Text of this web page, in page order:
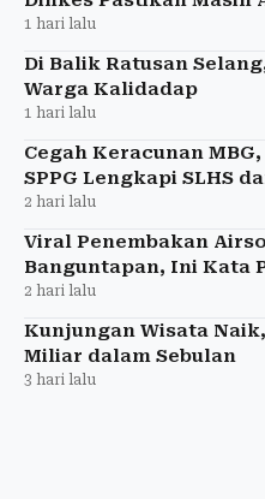
1 hari lalu
Di Balik Ratusan
Warga Kalidadap
1 hari lalu
Cegah Keracunan
SPPG Lengkapi SLHS
2 hari lalu
Viral Penembakan
Banguntapan, Ini Kata
2 hari lalu
Kunjungan Wisata
Miliar dalam Sebulan
3 hari lalu